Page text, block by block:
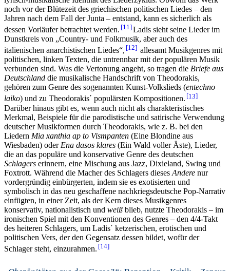
noch vor der Blütezeit des griechischen politischen Liedes – den
Jahren nach dem Fall der Junta – entstand, kann es sicherlich als
dessen Vorläufer betrachtet werden. 11 Ladis sieht seine Lieder im
Dunstkreis von „Country- und Folkmusik, aber auch des
italienischen anarchistischen Liedes“, 12
allesamt Musikgenres mit
politischen, linken Texten, die untrennbar mit der populären Musik
verbunden sind. Was die Vertonung angeht, so tragen die Briefe aus
Deutschland die musikalische Handschrift von Theodorakis,
gehören zum Genre des sogenannten Kunst-Volkslieds (entechno
laiko) und zu Theodorakis΄ populärsten Kompositionen. 13
Darüber hinaus gibt es, wenn auch nicht als charakteristisches
Merkmal, Beispiele für die parodistische und satirische Verwendung
deutscher Musikformen durch Theodorakis, wie z. B. bei den
Liedern Mia xanthia ap to Vismpanten (Eine Blondine aus
Wiesbaden) oder Ena dasos klares (Ein Wald voller Äste), Lieder,
die an das populäre und konservative Genre des deutschen
Schlagers erinnern, eine Mischung aus Jazz, Dixieland, Swing und
Foxtrott. Während die Macher des Schlagers dieses Andere nur
vordergründig einbürgerten, indem sie es exotisierten und
symbolisch in das neu geschaffene nachkriegsdeutsche Pop-Narrativ
einfügten, in einer Zeit, als der Kern dieses Musikgenres
konservativ, nationalistisch und weiß blieb, nutzte Theodorakis – im
ironischen Spiel mit den Konventionen des Genres – den 4/4-Takt
des heiteren Schlagers, um Ladis΄ ketzerischen, erotischen und
politischen Vers, der den Gegensatz dessen bildet, wofür der
Schlager steht, einzurahmen. 14